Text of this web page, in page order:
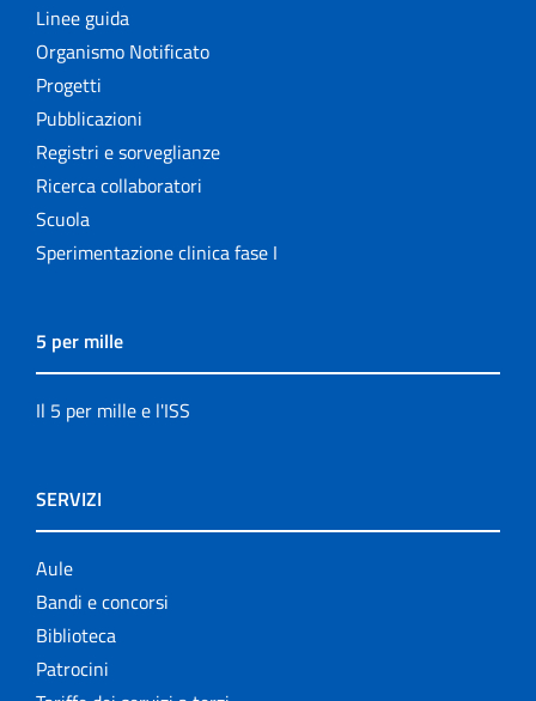
Linee guida
Organismo Notificato
Progetti
Pubblicazioni
Registri e sorveglianze
Ricerca collaboratori
Scuola
Sperimentazione clinica fase I
5 per mille
Il 5 per mille e l'ISS
SERVIZI
Aule
Bandi e concorsi
Biblioteca
Patrocini